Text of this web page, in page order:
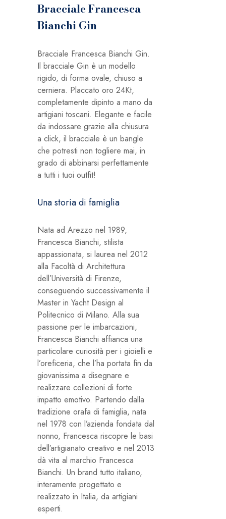
Bracciale Francesca
Bianchi Gin
Bracciale Francesca Bianchi Gin.
Il bracciale Gin è un modello
rigido, di forma ovale, chiuso a
cerniera. Placcato oro 24Kt,
completamente dipinto a mano da
artigiani toscani. Elegante e facile
da indossare grazie alla chiusura
a click, il bracciale è un bangle
che potresti non togliere mai, in
grado di abbinarsi perfettamente
a tutti i tuoi outfit!
Una storia di famiglia
Nata ad Arezzo nel 1989,
Francesca Bianchi, stilista
appassionata, si laurea nel 2012
alla Facoltà di Architettura
dell’Università di Firenze,
conseguendo successivamente il
Master in Yacht Design al
Politecnico di Milano. Alla sua
passione per le imbarcazioni,
Francesca Bianchi affianca una
particolare curiosità per i gioielli e
l’oreficeria, che l’ha portata fin da
giovanissima a disegnare e
realizzare collezioni di forte
impatto emotivo. Partendo dalla
tradizione orafa di famiglia, nata
nel 1978 con l’azienda fondata dal
nonno, Francesca riscopre le basi
dell’artigianato creativo e nel 2013
dà vita al marchio Francesca
Bianchi. Un brand tutto italiano,
interamente progettato e
realizzato in Italia, da artigiani
esperti.